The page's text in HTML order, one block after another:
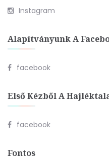
Instagram
Alapítványunk A
facebook
Első Kézből A
facebook
Fontos